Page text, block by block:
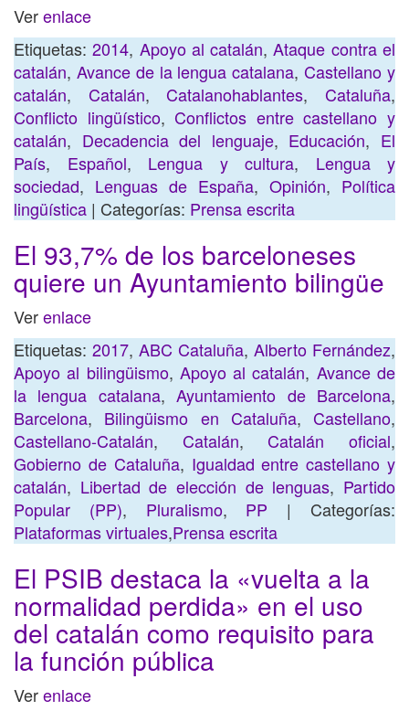
Verenlace
Etiquetas:2014, Apoyo al catalán,Ataque contra el
catalán, Avance de la lengua catalana,Castellano y
catalán, Catalán,Catalanohablantes,Cataluña,
Conflicto lingüístico,Conflictos entre castellano y
catalán, Decadencia del lenguaje, Educación, El
País, Español, Lengua y cultura, Lengua y
sociedad, Lenguas de España, Opinión, Política
lingüística | Categorías: Prensa escrita
El 93,7% de los barceloneses
quiere un Ayuntamiento bilingüe
Verenlace
Etiquetas: 2017, ABC Cataluña, Alberto Fernández,
Apoyo al bilingüismo, Apoyo al catalán, Avance de
la lengua catalana,Ayuntamiento de Barcelona,
Barcelona, Bilingüismo en Cataluña, Castellano,
Castellano-Catalán, Catalán,Catalán oficial,
Gobierno de Cataluña, Igualdad entre castellano y
catalán, Libertad de elección de lenguas, Partido
Popular (PP), Pluralismo, PP | Categorías:
Plataformas virtuales,Prensa escrita
El PSIB destaca la «vuelta a la
normalidad perdida» en el uso
del catalán como requisito para
la función pública
Verenlace